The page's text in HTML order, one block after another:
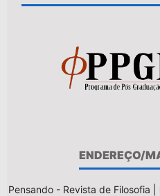
ENDEREÇO/
Pensando - Revista de Filosofia |